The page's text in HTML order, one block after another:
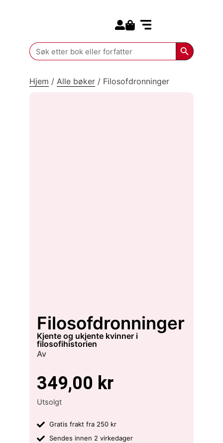
Search
for:
Search
Hjem / Alle bøker / Filosofdronninger
Filosofdronninger
kjente og ukjente kvinner i
filosofihistorien
Av
349,00 kr
Utsolgt
Gratis frakt fra 250 kr
Sendes innen 2 virkedager